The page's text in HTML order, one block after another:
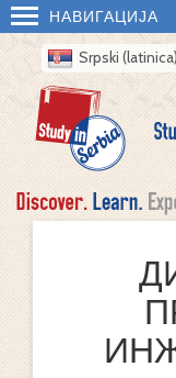
НАВИГАЦИЈА
Srpski (latinica)